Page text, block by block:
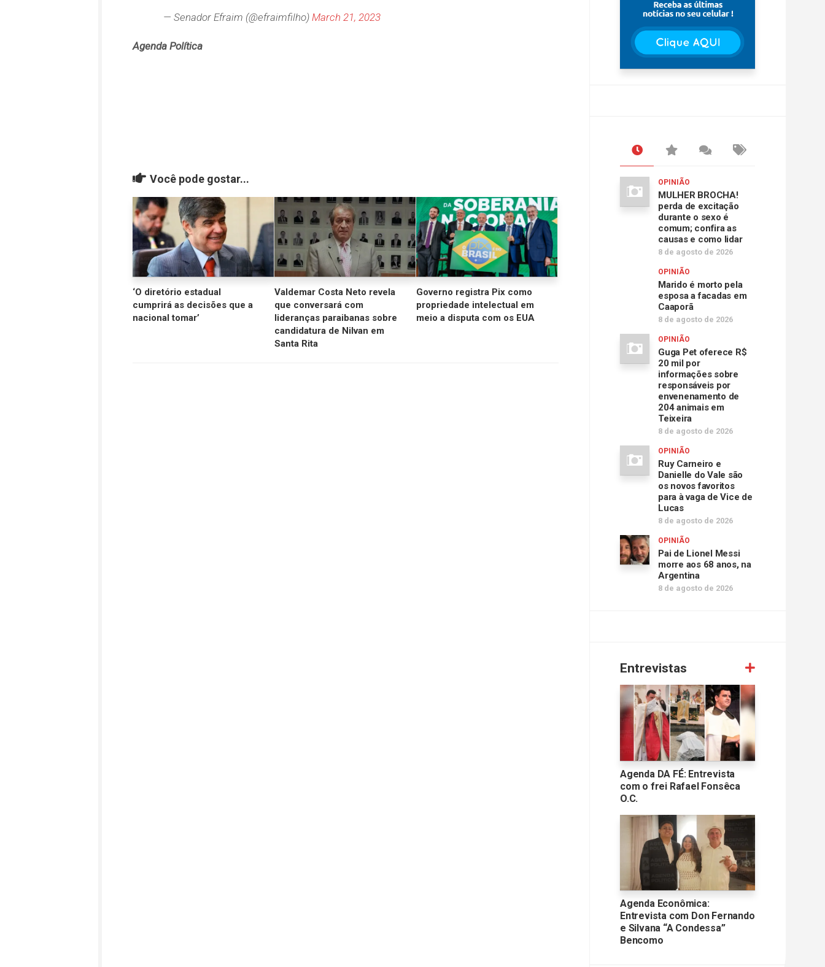
— Senador Efraim (@efraimfilho) March 21, 2023
Agenda Política
Você pode gostar...
‘O diretório estadual
cumprirá as decisões que a
nacional tomar’
Valdemar Costa Neto revela
que conversará com
lideranças paraibanas sobre
candidatura de Nilvan em
Santa Rita
Governo registra Pix como
propriedade intelectual em
meio a disputa com os EUA
OPINIÃO
MULHER BROCHA!
perda de excitação
durante o sexo é
comum; confira as
causas e como lidar
8 de agosto de 2026
OPINIÃO
Marido é morto pela
esposa a facadas em
Caaporã
8 de agosto de 2026
OPINIÃO
Guga Pet oferece R$
20 mil por
informações sobre
responsáveis por
envenenamento de
204 animais em
Teixeira
8 de agosto de 2026
OPINIÃO
Ruy Carneiro e
Danielle do Vale são
os novos favoritos
para à vaga de Vice de
Lucas
8 de agosto de 2026
OPINIÃO
Pai de Lionel Messi
morre aos 68 anos, na
Argentina
8 de agosto de 2026
Entrevistas
Agenda DA FÉ: Entrevista
com o frei Rafael Fonsêca
O.C.
Agenda Econômica:
Entrevista com Don Fernando
e Silvana “A Condessa”
Bencomo